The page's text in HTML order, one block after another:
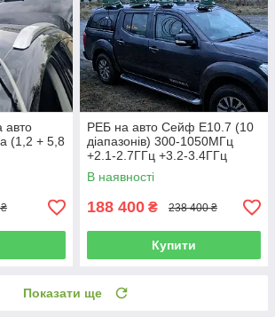
авто
(1,2 + 5,8
РЕБ на авто Сейф E10.7 (10
діапазонів) 300-1050МГц
+2.1-2.7ГГц +3.2-3.4ГГц
[Безкоштовна доставка]
В наявності
188 400 ₴ 238 400 ₴
Купити
Показати ще